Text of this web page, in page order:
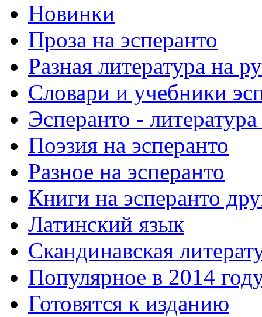
Новинки
Проза на эсперанто
Разная литература на
Словари и учебники
Эсперанто -
Поэзия на эсперанто
Разное на эсперанто
Книги на эсперанто
Латинский язык
Скандинавская
Популярное в 2014
Готовятся к изданию